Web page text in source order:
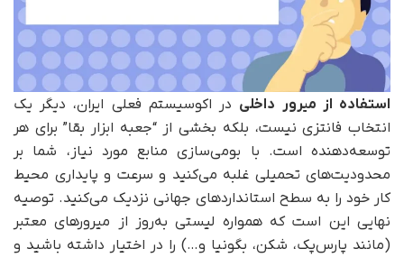
استفاده از میرور داخلی در اکوسیستم فعلی ایران، دیگر یک
انتخاب فانتزی نیست، بلکه بخشی از “جعبه ابزار بقا” برای هر
توسعه‌دهنده است. با بومی‌سازی منابع مورد نیاز، شما بر
محدودیت‌های تحمیلی غلبه می‌کنید و سرعت و پایداری محیط
کار خود را به سطح استانداردهای جهانی نزدیک می‌کنید. توصیه
نهایی این است که همواره لیستی به‌روز از میرورهای معتبر
(مانند پارس‌پک، شکن، بگونیا و…) را در اختیار داشته باشید و